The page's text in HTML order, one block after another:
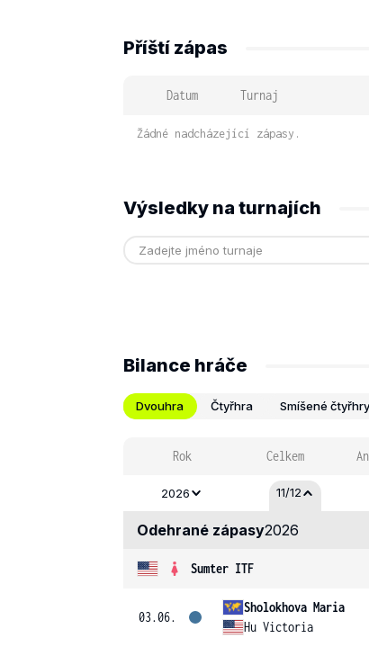
Příští zápas
Datum Turnaj
Žádné nadcházející zápasy.
Výsledky na turnajích
Bilance hráče
Dvouhra Čtyřhra Smíšené čtyřhry
Rok Celkem
2026 11/12
Odehrané zápasy2026
Sumter ITF
03.06.
Sholokhova Maria
Hu Victoria